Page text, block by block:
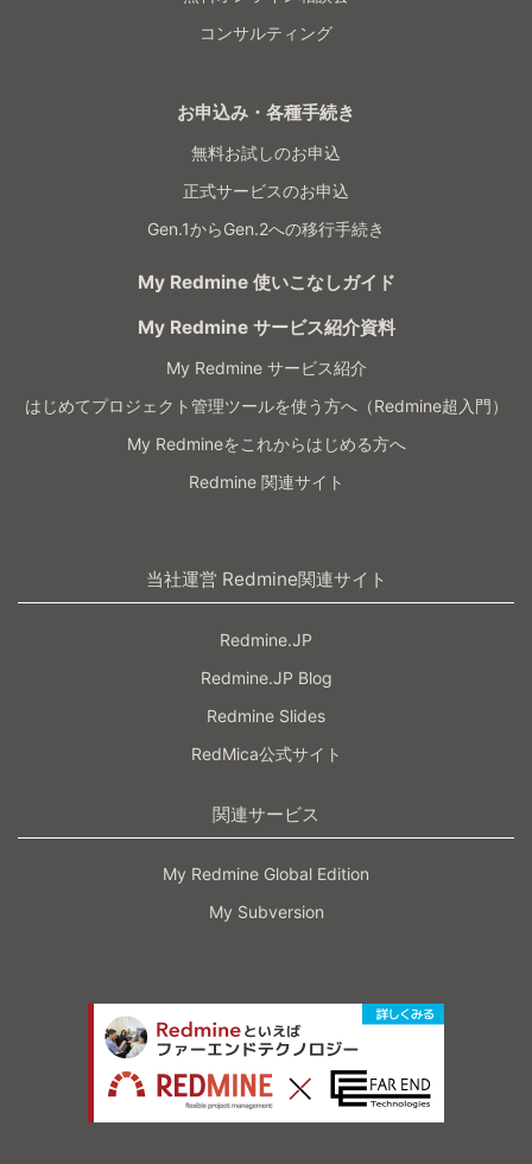
コンサルティング
お申込み・各種手続き
無料お試しのお申込
正式サービスのお申込
Gen.1からGen.2への移行手続き
My Redmine 使いこなしガイド
My Redmine サービス紹介資料
My Redmine サービス紹介
はじめてプロジェクト管理ツールを使う方へ（Redmine超入門）
My Redmineをこれからはじめる方へ
Redmine 関連サイト
当社運営 Redmine関連サイト
Redmine.JP
Redmine.JP Blog
Redmine Slides
RedMica公式サイト
関連サービス
My Redmine Global Edition
My Subversion